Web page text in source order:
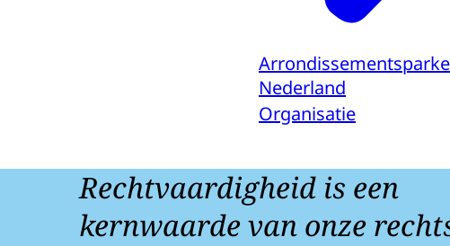
Nederland
Organisatie
Rechtvaardigheid is een
kernwaarde van onze